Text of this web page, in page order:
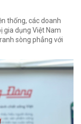
thống, các doanh
gia dụng Việt Nam
sòng phẳng với